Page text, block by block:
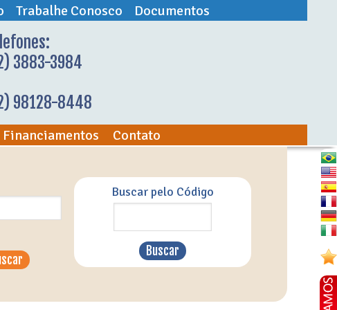
Trabalhe Conosco Documentos
3883-3984
98128-8448
Financiamentos Contato
Buscar pelo Código